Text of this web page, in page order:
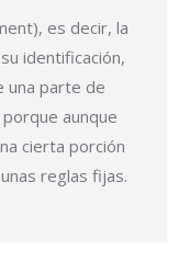
es decir, la
identificación,
una parte de
aunque
cierta porción
reglas fijas.